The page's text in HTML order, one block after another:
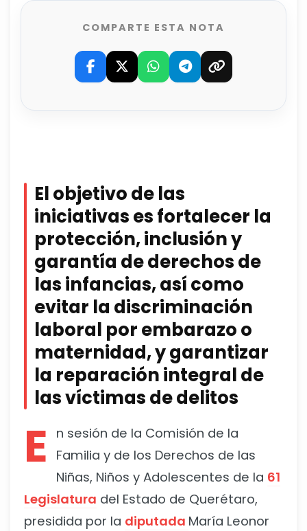
COMPARTE ESTA NOTA
El objetivo de las
iniciativas es fortalecer la
protección, inclusión y
garantía de derechos de
las infancias, así como
evitar la discriminación
laboral por embarazo o
maternidad, y garantizar
la reparación integral de
las víctimas de delitos
E
n sesión de la Comisión de la
Familia y de los Derechos de las
Niñas, Niños y Adolescentes de la 61
Legislatura del Estado de Querétaro,
presidida por la diputada María Leonor